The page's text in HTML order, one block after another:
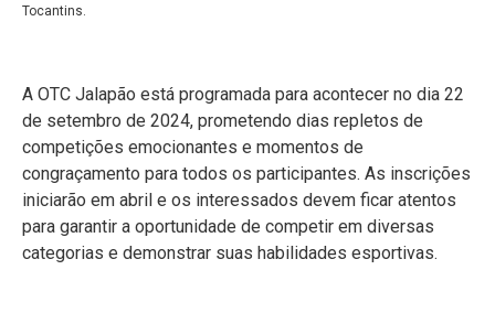
Tocantins.
A OTC Jalapão está programada para acontecer no dia 22
de setembro de 2024, prometendo dias repletos de
competições emocionantes e momentos de
congraçamento para todos os participantes. As inscrições
iniciarão em abril e os interessados devem ficar atentos
para garantir a oportunidade de competir em diversas
categorias e demonstrar suas habilidades esportivas.